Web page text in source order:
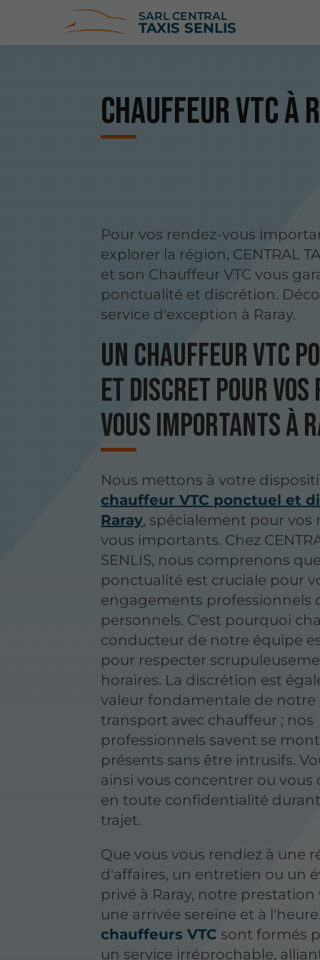
SARL CENTRAL
TAXIS SENLIS
Chauffeur VTC à
Pour vos rendez-vous
explorer la région, CENTRAL
et son Chauffeur VTC vous
ponctualité et discrétion.
service d'exception à Raray.
Un chauffeur VTC
et discret pour vos
vous importants à
Nous mettons à votre
chauffeur VTC ponctuel et
Raray, spécialement pour vos
vous importants. Chez
SENLIS, nous comprenons
ponctualité est cruciale pour
engagements professionnels
personnels. C'est pourquoi
conducteur de notre équipe
pour respecter
horaires. La discrétion est
valeur fondamentale de notre
transport avec chauffeur ; nos
professionnels savent se
présents sans être intrusifs.
ainsi vous concentrer ou vous
en toute confidentialité
trajet.
Que vous vous rendiez à une
d'affaires, un entretien ou un
privé à Raray, notre prestation
une arrivée sereine et à
chauffeurs VTC sont formés
un service irréprochable,